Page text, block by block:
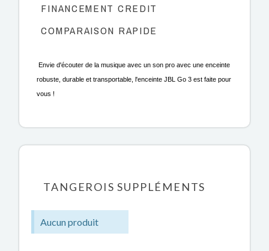
FINANCEMENT CREDIT
COMPARAISON RAPIDE
Envie d'écouter de la musique avec un son pro avec une enceinte
robuste, durable et transportable, l'enceinte JBL Go 3 est faite pour
vous !
TANGEROIS SUPPLÉMENTS
Aucun produit